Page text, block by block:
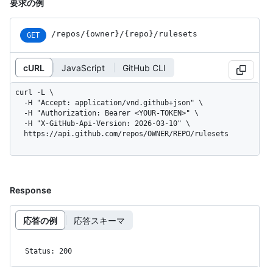
要求の例
GET /repos/{owner}/{repo}/rulesets
cURL JavaScript GitHub CLI
curl -L \
  https://api.github.com/repos/OWNER/REPO/rulesets
Response
応答の例 応答スキーマ
Status: 200